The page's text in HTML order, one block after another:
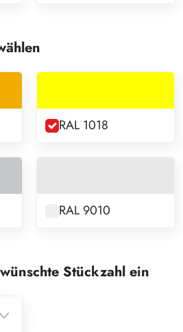
RAL 1018
RAL 9010
Stückzahl ein